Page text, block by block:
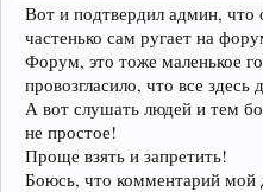
Вот и подтвердил админ, что
частенько сам ругает на
Форум, это тоже маленькое
провозгласило, что все здесь
А вот слушать людей и тем
не простое!
Проще взять и запретить!
Боюсь, что комментарий мой